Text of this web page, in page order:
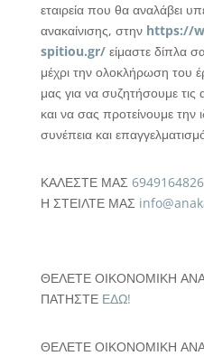
εταιρεία που θα αναλάβει
ανακαίνισης, στην https://
spitiou.gr/είμαστε δίπλα
μέχρι την ολοκλήρωση του
μας για να συζητήσουμε τις
και να σας προτείνουμε την
συνέπεια και
ΚΑΛΕΣΤΕ ΜΑΣ 6949164826
Η ΣΤΕΙΛΤΕ ΜΑΣ
ΘΕΛΕΤΕ ΟΙΚΟΝΟΜΙΚΗ
ΠΑΤΗΣΤΕ ΕΔΩ!
ΘΕΛΕΤΕ ΟΙΚΟΝΟΜΙΚΗ